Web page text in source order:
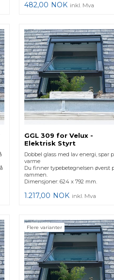
482,00 NOK inkl. Mva
GGL 309 for Velux -
Elektrisk Styrt
Dobbel glass med lav energi, spar
varme
Du finner typebetegnelsen øverst
rammen.
Dimensjoner: 624 x 792 mm.
1.217,00 NOK inkl. Mva
Flere varianter